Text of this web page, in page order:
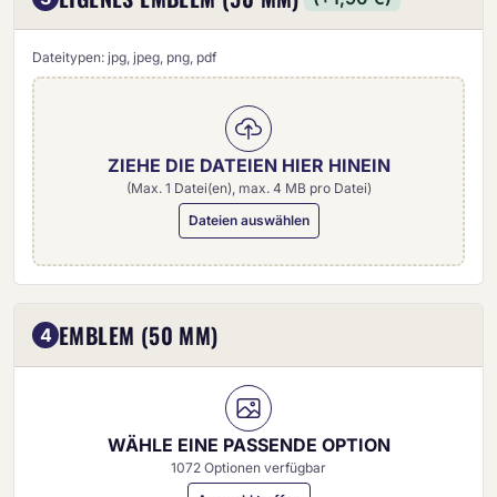
Dateitypen: jpg, jpeg, png, pdf
ZIEHE DIE DATEIEN HIER HINEIN
(Max. 1 Datei(en), max. 4 MB pro Datei)
Dateien auswählen
4 EMBLEM (50 MM)
WÄHLE EINE PASSENDE OPTION
1072 Optionen verfügbar